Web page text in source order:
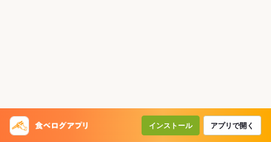
インストール アプリで開く